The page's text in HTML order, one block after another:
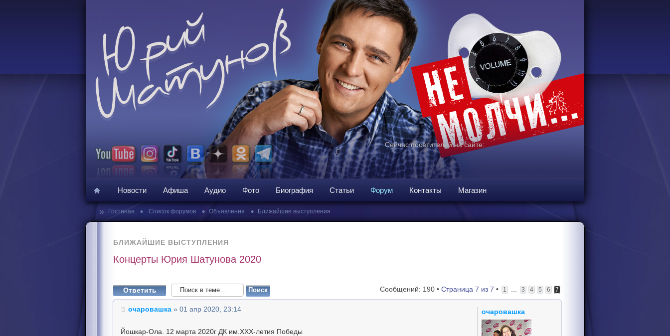
Сейчас посетителей на сайте:
Новости Афиша Аудио Фото Биография Статьи Форум Контакты Магазин
» Гостиная • Список форумов • Объявления • Ближайшие выступления
БЛИЖАЙШИЕ ВЫСТУПЛЕНИЯ
Концерты Юрия Шатунова 2020
Ответить Сообщений: 190 • Страница 7 из 7 • 1 ... 3 4 5 6 7
очаровашка » 01 апр 2020, 23:14
Йошкар-Ола. 12 марта 2020г ДК им.XXX-летия Победы
очаровашка